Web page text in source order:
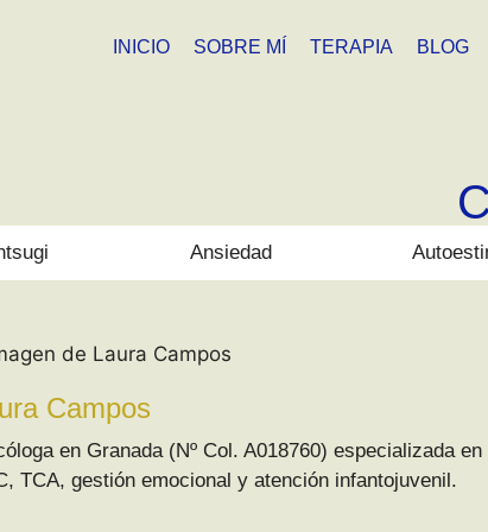
INICIO SOBRE MÍ TERAPIA BLOG
Ansiedad
Campos
en Granada (Nº Col. A018760) especializada en
TCA, gestión emocional y atención infantojuvenil.